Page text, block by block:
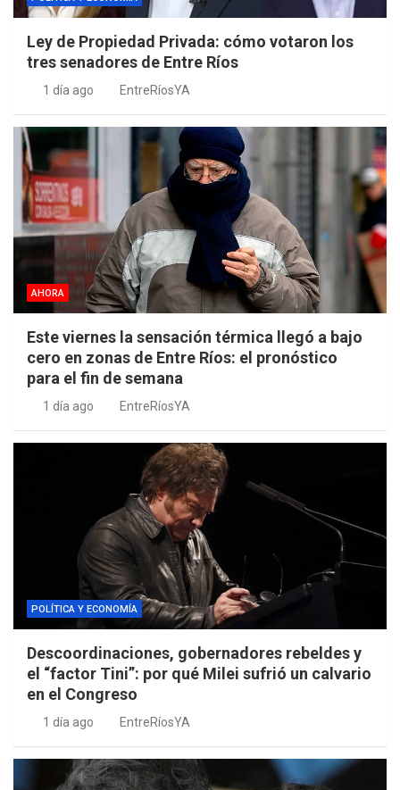
Ley de Propiedad Privada: cómo votaron los
tres senadores de Entre Ríos
1 día ago EntreRíosYA
AHORA
Este viernes la sensación térmica llegó a bajo
cero en zonas de Entre Ríos: el pronóstico
para el fin de semana
1 día ago EntreRíosYA
POLÍTICA Y ECONOMÍA
Descoordinaciones, gobernadores rebeldes y
el “factor Tini”: por qué Milei sufrió un calvario
en el Congreso
1 día ago EntreRíosYA